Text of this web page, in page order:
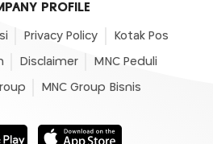
PROFILE
Privacy Policy Kotak Pos
Disclaimer MNC Peduli
MNC Group Bisnis